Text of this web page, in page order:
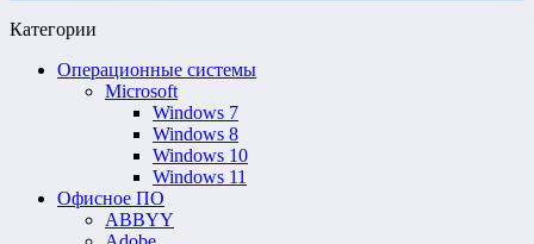
Категории
Операционные системы
Microsoft
Windows 7
Windows 8
Windows 10
Windows 11
Офисное ПО
ABBYY